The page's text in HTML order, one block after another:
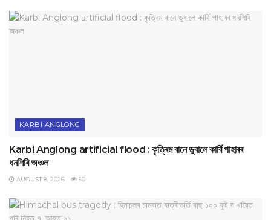
KARBI ANGLONG
Karbi Anglong artificial flood : কৃত্ৰিম বানে ডুবালে কাৰ্বি পাহাৰৰ
ধনশিৰি অঞ্চল
AUGUST 8, 2026 50